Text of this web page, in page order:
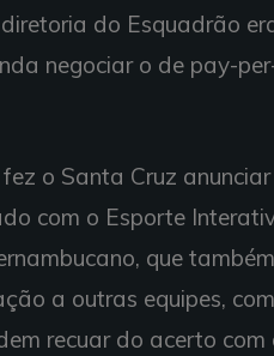
do Esquadrão
negociar o de pay-
o Santa Cruz
com o Esporte
que
a outras equipes,
recuar do acerto com